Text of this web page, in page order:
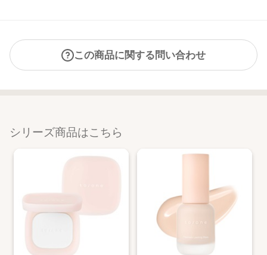
この商品に関する問い合わせ
シリーズ商品はこちら